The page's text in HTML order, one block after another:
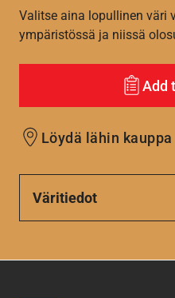
Valitse aina lopullinen väri
ympäristössä ja niissä
Add
Löydä lähin kauppa
Väritiedot